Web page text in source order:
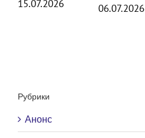
15.07.2026 06.07.2026
Рубрики
Анонс